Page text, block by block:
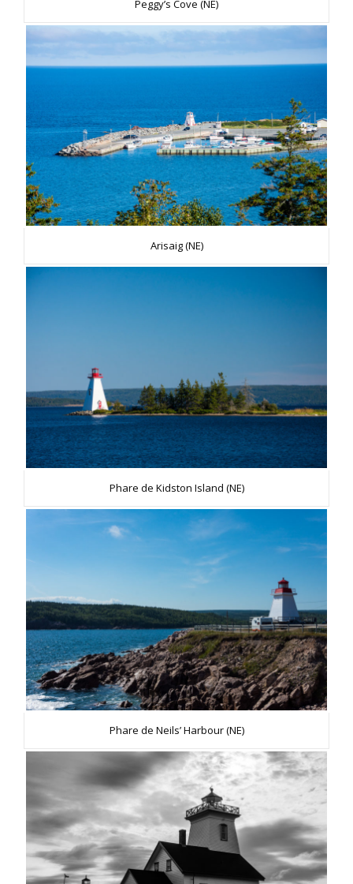
Peggy’s Cove (NE)
Arisaig (NE)
Phare de Kidston Island (NE)
Phare de Neils’ Harbour (NE)